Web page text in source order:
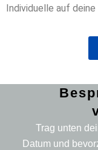
Individuelle auf deine
Trag unten
Datum und